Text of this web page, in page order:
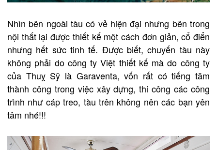
Nhìn bên ngoài tàu có vẻ hiện đại nhưng bên trong
nội thất lại được thiết kế một cách đơn giản, cổ điển
nhưng hết sức tinh tế. Được biết, chuyến tàu này
không phải do công ty Việt thiết kế mà do công ty
của Thuỵ Sỹ là Garaventa, vốn rất có tiếng tăm
thành công trong việc xây dựng, thi công các công
trình như cáp treo, tàu trên không nên các bạn yên
tâm nhé!!!